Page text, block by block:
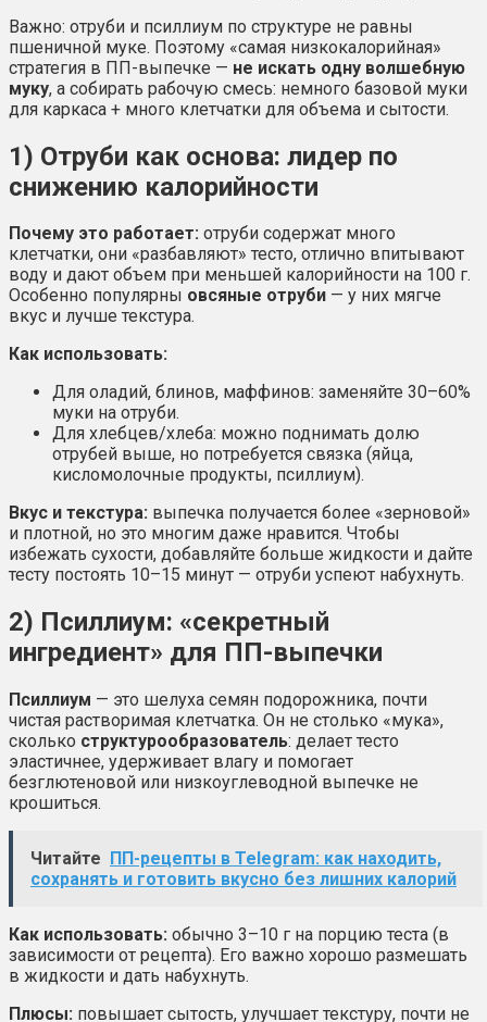
Важно: отруби и псиллиум по структуре не равны
пшеничной муке. Поэтому «самая низкокалорийная»
стратегия в ПП-выпечке — не искать одну волшебную
муку, а собирать рабочую смесь: немного базовой муки
для каркаса + много клетчатки для объема и сытости.
1) Отруби как основа: лидер по
снижению калорийности
Почему это работает: отруби содержат много
клетчатки, они «разбавляют» тесто, отлично впитывают
воду и дают объем при меньшей калорийности на 100 г.
Особенно популярны овсяные отруби — у них мягче
вкус и лучше текстура.
Как использовать:
Для оладий, блинов, маффинов: заменяйте 30–60%
муки на отруби.
Для хлебцев/хлеба: можно поднимать долю
отрубей выше, но потребуется связка (яйца,
кисломолочные продукты, псиллиум).
Вкус и текстура: выпечка получается более «зерновой»
и плотной, но это многим даже нравится. Чтобы
избежать сухости, добавляйте больше жидкости и дайте
тесту постоять 10–15 минут — отруби успеют набухнуть.
2) Псиллиум: «секретный
ингредиент» для ПП-выпечки
Псиллиум — это шелуха семян подорожника, почти
чистая растворимая клетчатка. Он не столько «мука»,
сколько структурообразователь: делает тесто
эластичнее, удерживает влагу и помогает
безглютеновой или низкоуглеводной выпечке не
крошиться.
Читайте
ПП-рецепты в Telegram: как находить,
сохранять и готовить вкусно без лишних калорий
Как использовать: обычно 3–10 г на порцию теста (в
зависимости от рецепта). Его важно хорошо размешать
в жидкости и дать набухнуть.
Плюсы: повышает сытость, улучшает текстуру, почти не